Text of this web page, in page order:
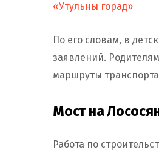
«Утульны горад»
По его словам, в
заявлений.
маршруты
Мост на
Работа по